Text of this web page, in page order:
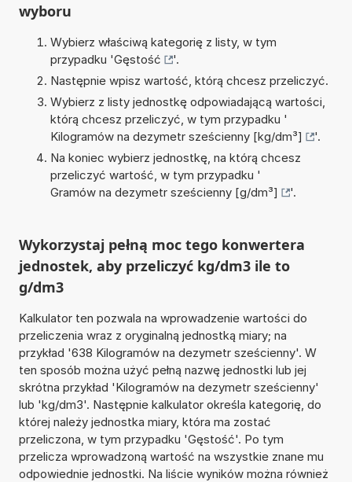
wyboru
Wybierz właściwą kategorię z listy, w tym
przypadku 'Gęstość
'.
Następnie wpisz wartość, którą chcesz przeliczyć.
Wybierz z listy jednostkę odpowiadającą wartości,
którą chcesz przeliczyć, w tym przypadku '
Kilogramów na dezymetr sześcienny [kg/dm³]
'.
Na koniec wybierz jednostkę, na którą chcesz
przeliczyć wartość, w tym przypadku '
Gramów na dezymetr sześcienny [g/dm³]
'.
Wykorzystaj pełną moc tego konwertera
jednostek, aby przeliczyć kg/dm3 ile to
g/dm3
Kalkulator ten pozwala na wprowadzenie wartości do
przeliczenia wraz z oryginalną jednostką miary; na
przykład '638 Kilogramów na dezymetr sześcienny'. W
ten sposób można użyć pełną nazwę jednostki lub jej
skrótna przykład 'Kilogramów na dezymetr sześcienny'
lub 'kg/dm3'. Następnie kalkulator określa kategorię, do
której należy jednostka miary, która ma zostać
przeliczona, w tym przypadku 'Gęstość'. Po tym
przelicza wprowadzoną wartość na wszystkie znane mu
odpowiednie jednostki. Na liście wyników można również